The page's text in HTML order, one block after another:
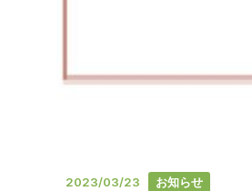
2023/03/23 お知らせ